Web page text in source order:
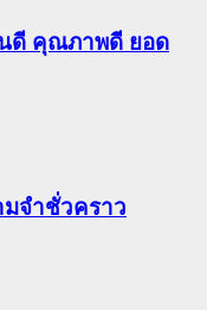
ดี คุณภาพดี ยอด
จำชั่วคราว